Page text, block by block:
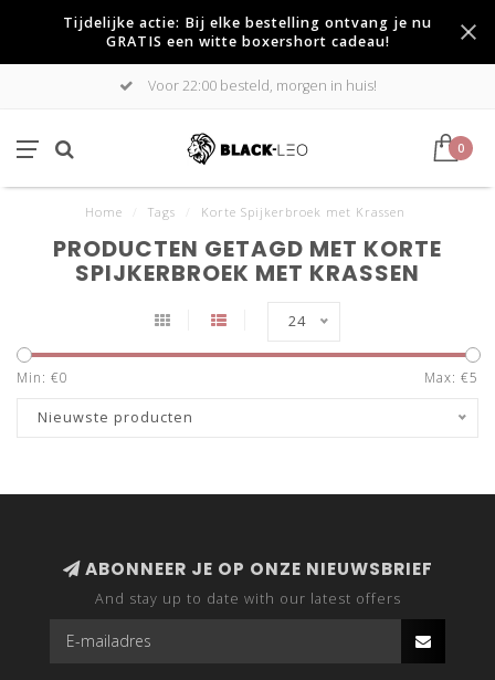
Tijdelijke actie: Bij elke bestelling ontvang je nu
GRATIS een witte boxershort cadeau!
Voor 22:00 besteld, morgen in huis!
0
Home Tags Korte Spijkerbroek met Krassen
PRODUCTEN GETAGD MET KORTE
SPIJKERBROEK MET KRASSEN
24
Min: €0 Max: €5
Nieuwste producten
ABONNEER JE OP ONZE NIEUWSBRIEF
And stay up to date with our latest offers